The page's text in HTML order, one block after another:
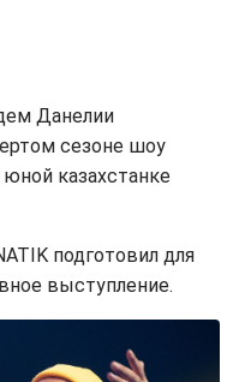
Данелии
сезоне шоу
казахстанке
подготовил для
выступление.